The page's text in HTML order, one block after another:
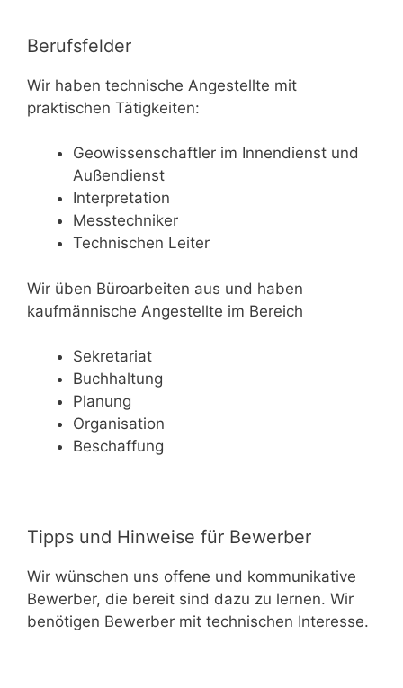
Berufsfelder
Wir haben technische Angestellte mit
praktischen Tätigkeiten:
Geowissenschaftler im Innendienst und
Außendienst
Interpretation
Messtechniker
Technischen Leiter
Wir üben Büroarbeiten aus und haben
kaufmännische Angestellte im Bereich
Sekretariat
Buchhaltung
Planung
Organisation
Beschaffung
Tipps und Hinweise für Bewerber
Wir wünschen uns offene und kommunikative
Bewerber, die bereit sind dazu zu lernen. Wir
benötigen Bewerber mit technischen Interesse.